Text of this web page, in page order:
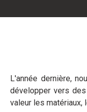
L'année dernière,
développer vers
valeur les matériaux,